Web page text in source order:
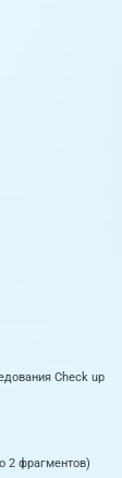
Check up
2 фрагментов)